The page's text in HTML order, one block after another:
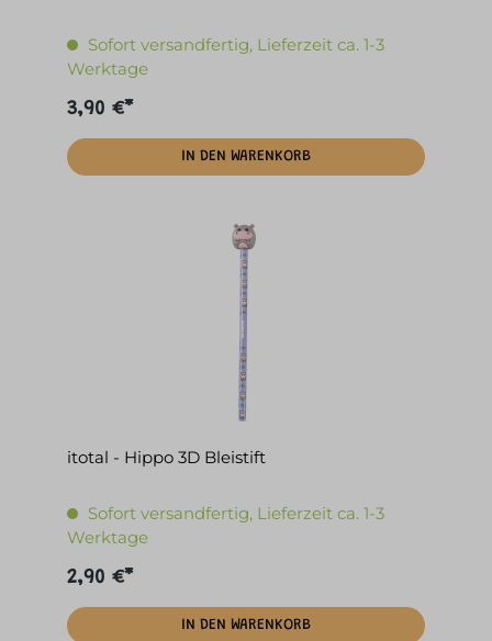
Sofort versandfertig, Lieferzeit ca. 1-3
Werktage
3,90 €*
IN DEN WARENKORB
itotal - Hippo 3D Bleistift
Sofort versandfertig, Lieferzeit ca. 1-3
Werktage
2,90 €*
IN DEN WARENKORB